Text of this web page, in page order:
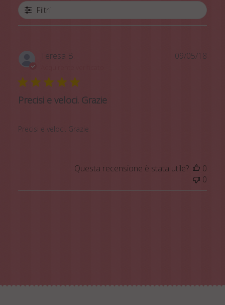
Filtri
Teresa B.
Precisi e veloci. Grazie
Precisi e veloci. Grazie
09/05/18
Questa recensione è stata utile?
0
0